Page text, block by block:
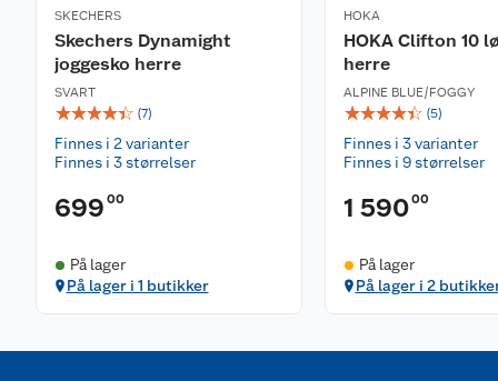
SKECHERS
Skechers Dynamight
joggesko herre
SVART
☆☆☆☆☆ (7)
Finnes i 2 varianter
Finnes i 3 størrelser
699 00
På lager
På lager i 1 butikker
HOKA
HOKA Clifton 10
herre
ALPINE BLUE/FOGGY
☆☆☆☆☆ (5)
Finnes i 3 varianter
Finnes i 9 størrelser
1 59000
På lager
På lager i 2